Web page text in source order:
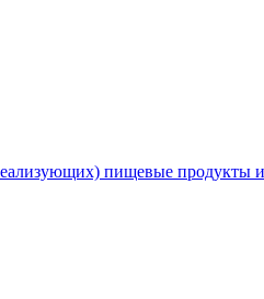
пищевые продукты и